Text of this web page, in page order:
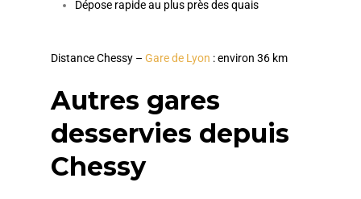
Dépose rapide au plus près des quais
Distance Chessy – Gare de Lyon : environ 36 km
Autres gares
desservies depuis
Chessy